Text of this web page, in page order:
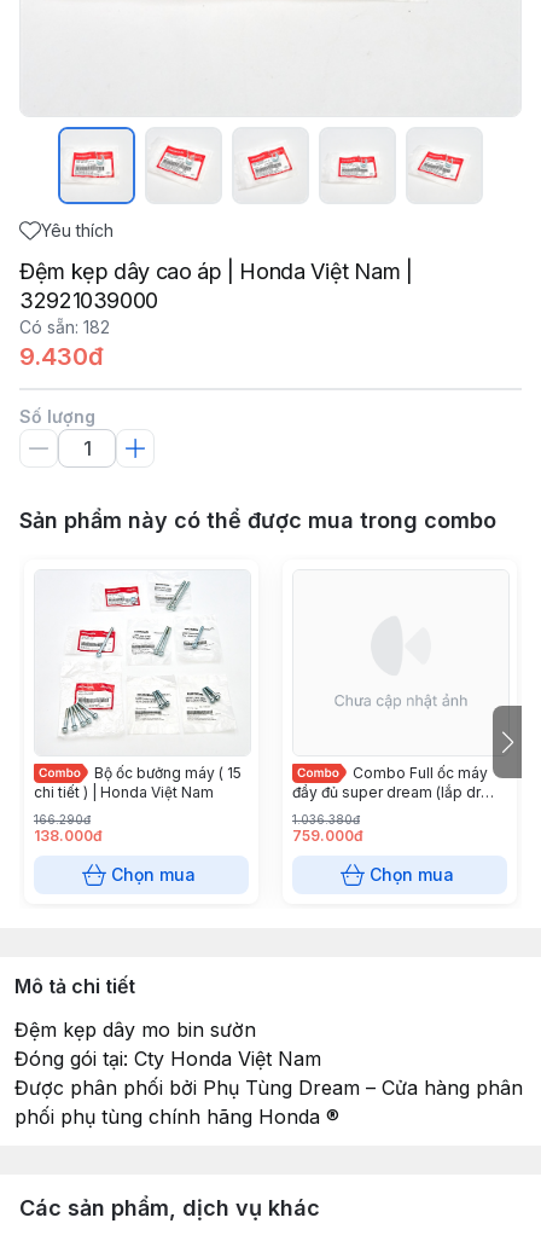
Yêu thích
Đệm kẹp dây cao áp | Honda Việt Nam |
32921039000
Có sẵn: 182
9.430đ
Số lượng
Sản phẩm này có thể được mua trong combo
Bộ ốc bưởng máy ( 15
chi tiết ) | Honda Việt Nam
166.290đ
138.000đ
Chọn mua
Combo Full ốc máy
đầy đủ super dream (lắp dr
thái) Honda Việt Nam
1.036.380đ
759.000đ
Chọn mua
Mô tả chi tiết
Đệm kẹp dây mo bin sườn
Đóng gói tại: Cty Honda Việt Nam
Được phân phối bởi Phụ Tùng Dream – Cửa hàng phân
phối phụ tùng chính hãng Honda ®
Các sản phẩm, dịch vụ khác